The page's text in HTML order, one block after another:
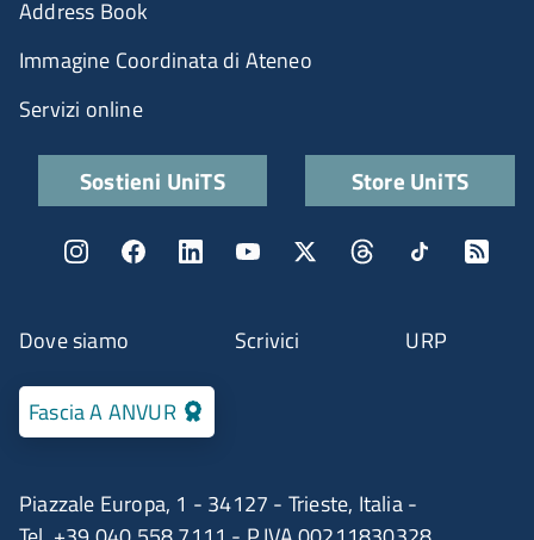
Piazzale Europa, 1 - 34127 - Trieste, Italia -
Fascia A ANVUR
Menu contatti
Dove siamo Scrivici URP
Address Book
Immagine Coordinata di Ateneo
Servizi online
Quick links
Sostieni UniTS Store UniTS
Menu social